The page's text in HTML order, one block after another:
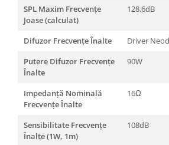
SPL Maxim Frecvențe
Joase (calculat)
128.6dB
Difuzor Frecvențe Înalte
Driver
Putere Difuzor Frecvențe
Înalte
90W
Impedanță Nominală
Frecvențe Înalte
16Ω
Sensibilitate Frecvențe
Înalte (1W, 1m)
108dB